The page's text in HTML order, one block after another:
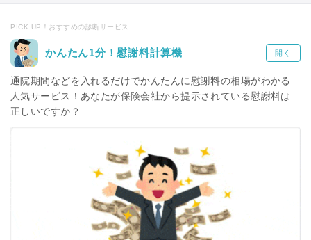
PICK UP！おすすめの診断サービス
かんたん1分！慰謝料計算機 開く
通院期間などを入れるだけでかんたんに慰謝料の相場がわかる
人気サービス！あなたが保険会社から提示されている慰謝料は
正しいですか？